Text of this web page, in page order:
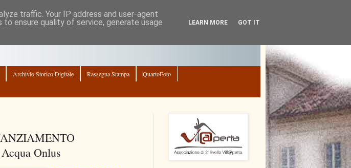
Archivio Storico Digitale Rassegna Stampa
QuartoFoto
Onlus
traffic. Your IP address and user-agent
ensure quality of service, generate usage
LEARN MORE GOT IT